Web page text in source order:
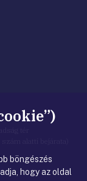
tér
alatti bejárata)
böngészés
hogy az oldal